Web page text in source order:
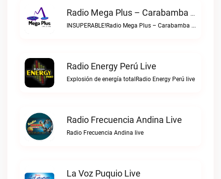
Radio Mega Plus – Carabamba Live
INSUPERABLE!Radio Mega Plus – Carabamba live
Radio Energy Perú Live
Explosión de energía totalRadio Energy Perú live
Radio Frecuencia Andina Live
Radio Frecuencia Andina live
La Voz Puquio Live